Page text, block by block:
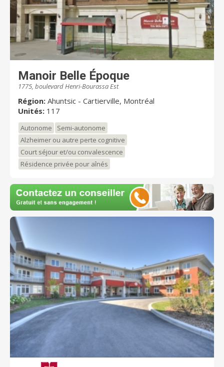
Manoir Belle Époque
1775, boulevard Henri-Bourassa Est
Région: Ahuntsic - Cartierville, Montréal
Unités: 117
Autonome
Semi-autonome
Alzheimer ou autre perte cognitive
Court séjour et/ou convalescence
Résidence privée pour aînés